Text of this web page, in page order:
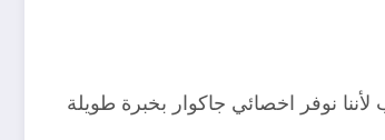
نوفر اخصائي جاكوار بخبرة طويلة